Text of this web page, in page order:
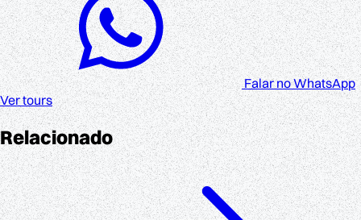
Falar no WhatsApp
Ver tours
Relacionado